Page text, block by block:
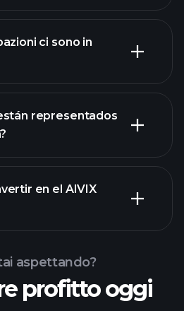
ci sono in
representados
en el AIVIX
aspettando?
profitto oggi